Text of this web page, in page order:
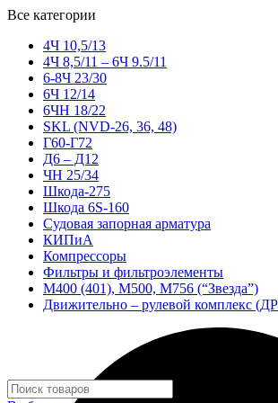
Все категории
4Ч 10,5/13
4Ч 8,5/11 – 6Ч 9.5/11
6-8Ч 23/30
6Ч 12/14
6ЧН 18/22
SKL (NVD-26, 36, 48)
Г60-Г72
Д6 – Д12
ЧН 25/34
Шкода-275
Шкода 6S-160
Судовая запорная арматура
КИПиА
Компрессоры
Фильтры и фильтроэлементы
М400 (401), М500, М756 (“Звезда”)
Движительно – рулевой комплекс